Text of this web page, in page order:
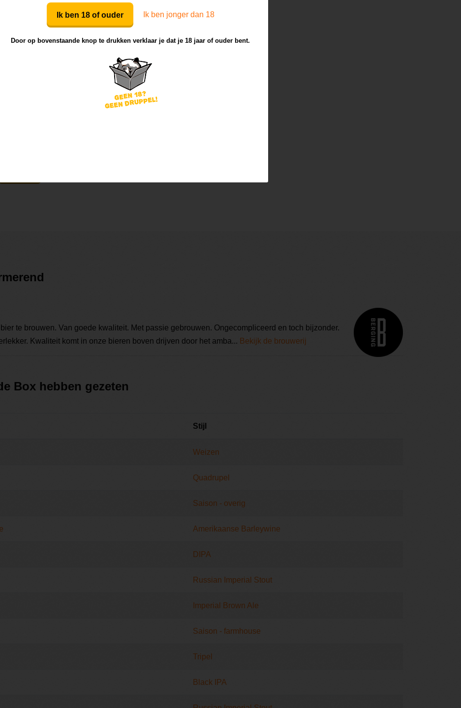
Mijn review bij dit bier
te brouwen. Van goede kwaliteit. Met passie gebrouwen. Ongecompliceerd en toch bijzonder.
Kwaliteit komt in onze bieren boven drijven door het amba... Bekijk de brouwerij
Box hebben gezeten
Stijl
Weizen
Quadrupel
Saison - overig
Amerikaanse Barleywine
DIPA
Russian Imperial Stout
Imperial Brown Ale
Saison - farmhouse
Tripel
Black IPA
Ik ben 18 of ouder Ik ben jonger dan 18
Door op bovenstaande knop te drukken verklaar je dat je 18 jaar of ouder bent.